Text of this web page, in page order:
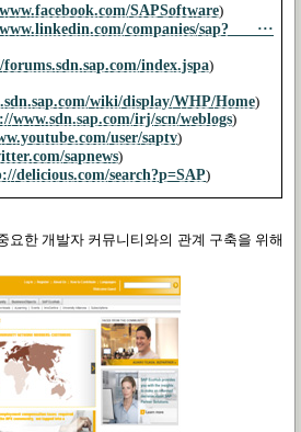
SAPSoftware)
companies/sap? ···
index.jspa)
wiki/display/WHP/Home)
www.sdn.sap.com/irj/scn/weblogs)
user/saptv)
sapnews)
delicious.com/search?p=SAP)
요한 개발자 커뮤니티와의 관계 구축을 위해